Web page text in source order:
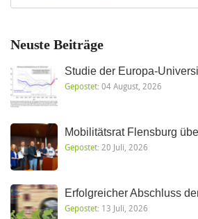
Neuste Beiträge
Studie der Europa-
Gepostet:04 August, 2026
Mobilitätsrat Flensburg
Gepostet:20 Juli, 2026
Erfolgreicher Abschluss
Gepostet: 13 Juli, 2026